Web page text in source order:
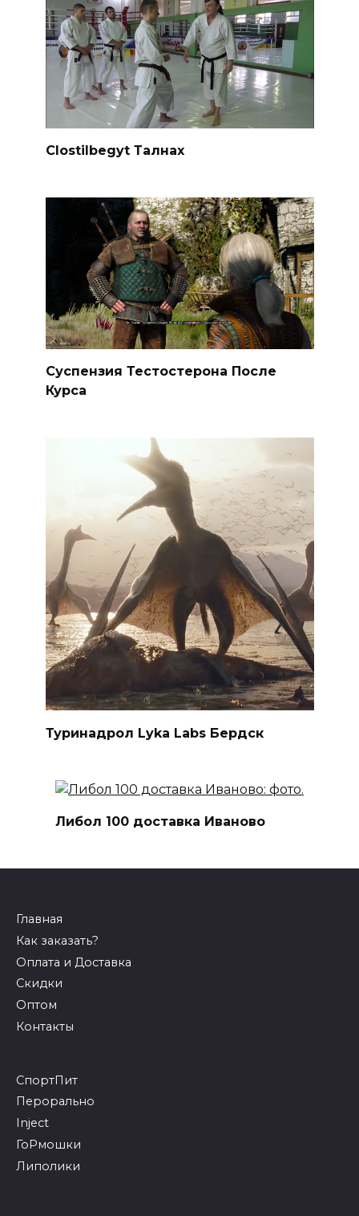
Clostilbegyt Талнах
Суспензия Тестостерона После
Курса
Туринадрол Lyka Labs Бердск
Либол 100 доставка Иваново
Главная
Как заказать?
Оплата и Доставка
Скидки
Оптом
Контакты
СпортПит
Перорально
Inject
ГоРмошки
Липолики